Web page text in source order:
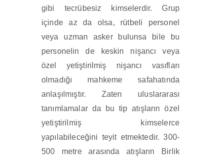
gibi tecrübesiz kimselerdir. Grup
içinde az da olsa, rütbeli personel
veya uzman asker bulunsa bile bu
personelin de keskin nişancı veya
özel yetiştirilmiş nişancı vasıfları
olmadığı mahkeme safahatında
anlaşılmıştır. Zaten uluslararası
tanımlamalar da bu tip atışların özel
yetiştirilmiş kimselerce
yapılabileceğini teyit etmektedir. 300-
500 metre arasında atışların Birlik